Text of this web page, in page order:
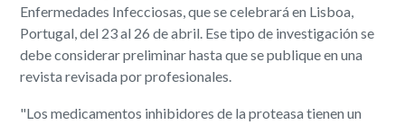
Enfermedades Infecciosas, que se celebrará en Lisboa,
Portugal, del 23 al 26 de abril. Ese tipo de investigación se
debe considerar preliminar hasta que se publique en una
revista revisada por profesionales.
"Los medicamentos inhibidores de la proteasa tienen un